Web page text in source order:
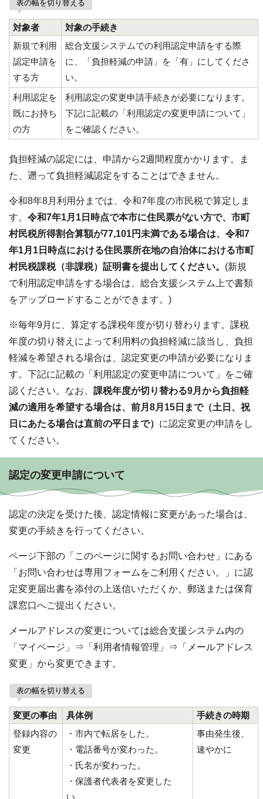
表の幅を切り替える
対象者
対象の手続き
新規で利用
認定申請を
する方
総合支援システムでの利用認定申請をする際
に、「負担軽減の申請」を「有」にしてくださ
い。
利用認定を
既にお持ち
の方
利用認定の変更申請手続きが必要になります。
下記に記載の「利用認定の変更申請について」
をご確認ください。
負担軽減の認定には、申請から2週間程度かかります。ま
た、遡って負担軽減認定をすることはできません。
令和8年8月利用分までは、令和7年度の市民税で算定しま
す。 令和7年1月1日時点で本市に住民票がない方で、市町
村民税所得割合算額が77,101円未満である場合は、令和7
年1月1日時点における住民票所在地の自治体における市町
村民税課税（非課税）証明書を提出してください。 (新規
で利用認定申請をする場合は、総合支援システム上で書類
をアップロードすることができます。)
※毎年9月に、算定する課税年度が切り替わります。課税
年度の切り替えによって利用料の負担軽減に該当し、負担
軽減を希望される場合は、認定変更の申請が必要になりま
す。下記に記載の「利用認定の変更申請について」をご確
認ください。なお、 課税年度が切り替わる9月から負担軽
減の適用を希望する場合は、前月8月15日まで（土日、祝
日にあたる場合は直前の平日まで） に認定変更の申請をし
てください。
認定の変更申請について
認定の決定を受けた後、認定情報に変更があった場合は、
変更の手続きを行ってください。
ページ下部の「このページに関するお問い合わせ」にある
「お問い合わせは専用フォームをご利用ください。」に認
定変更届出書を添付の上送信いただくか、郵送または保育
課窓口へご提出ください。
メールアドレスの変更については総合支援システム内の
「マイページ」⇒「利用者情報管理」⇒「メールアドレス
変更」から変更できます。
表の幅を切り替える
変更の事由 具体例
手続きの時期
登録内容の
変更
・市内で転居をした。
・電話番号が変わった。
・氏名が変わった。
・保護者代表者を変更した
い。
事由発生後、
速やかに